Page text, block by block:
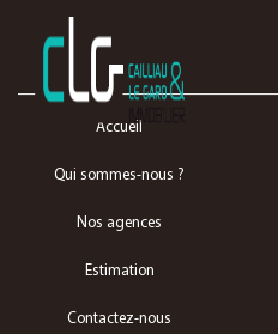
Accueil
Qui sommes-nous ?
Nos agences
Estimation
Contactez-nous